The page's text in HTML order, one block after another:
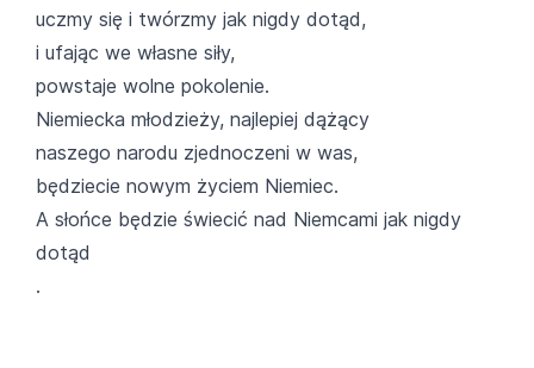
uczmy się i twórzmy jak nigdy dotąd,
i ufając we własne siły,
powstaje wolne pokolenie.
Niemiecka młodzieży, najlepiej dążący
naszego narodu zjednoczeni w was,
będziecie nowym życiem Niemiec.
A słońce będzie świecić nad Niemcami jak nigdy
dotąd
.